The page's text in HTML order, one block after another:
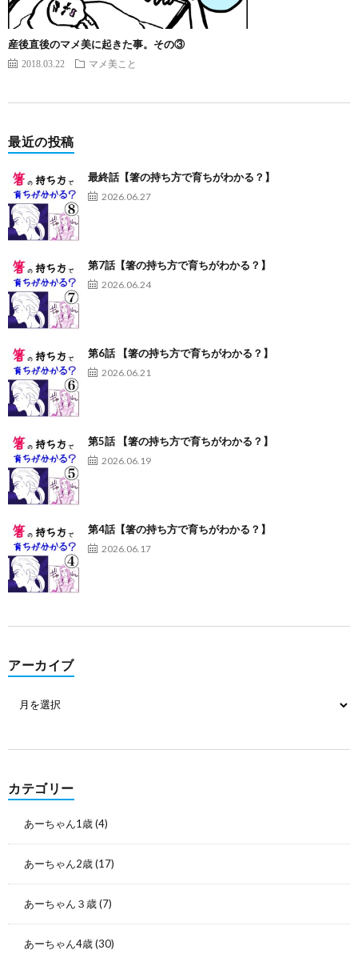
産後直後のマメ美に起きた事。その③
2018.03.22 マメ美こと
最近の投稿
最終話【箸の持ち方で育ちがわかる？】
2026.06.27
第7話【箸の持ち方で育ちがわかる？】
2026.06.24
第6話 【箸の持ち方で育ちがわかる？】
2026.06.21
第5話 【箸の持ち方で育ちがわかる？】
2026.06.19
第4話【箸の持ち方で育ちがわかる？】
2026.06.17
アーカイブ
カテゴリー
あーちゃん1歳(4)
あーちゃん2歳(17)
あーちゃん３歳(7)
あーちゃん4歳(30)